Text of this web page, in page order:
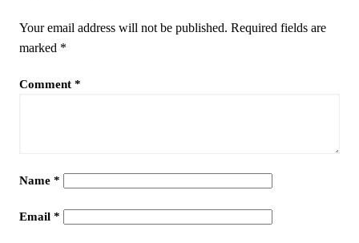
Your email address will not be published. Required fields are
marked *
Comment *
Name *
Email *